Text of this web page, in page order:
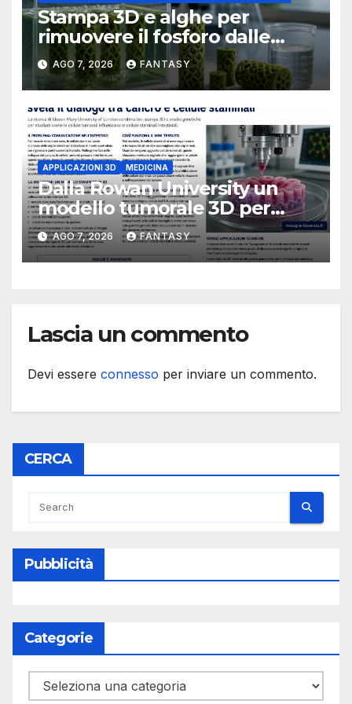
Stampa 3D e alghe per
rimuovere il fosforo dalle
acque il progetto della
Florida Atlantic University
AGO 7, 2026 FANTASY
APPLICAZIONI 3D MEDICINA
Dalla Rowan University un
modello tumorale 3D per
studiare il dialogo tra cancro
e cellule staminali
AGO 7, 2026 FANTASY
Lascia un commento
Devi essere connesso per inviare un commento.
CERCA
Pubblicità
Categorie
Categorie